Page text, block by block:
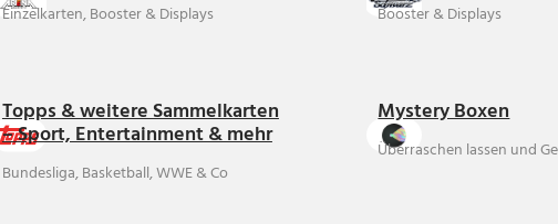
Einzelkarten, Booster & Displays Booster & Displays
Topps & weitere Sammelkarten
– Sport, Entertainment & mehr
Bundesliga, Basketball, WWE & Co
Mystery Boxen
Überraschen lassen und